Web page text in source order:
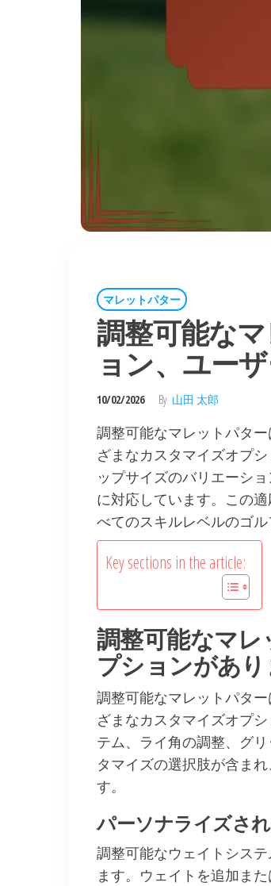
マレットパター
調整可能な
ョン、ユー
10/02/2026 By 山田 太郎
調整可能なマレットパタ
ざまなカスタマイズオプ
ップサイズのバリエーシ
に対応しています。この
べてのスキルレベルのゴ
Key sections in the article:
調整可能なマ
プションがあり
調整可能なマレットパタ
ざまなカスタマイズオプ
テム、ライ角の調整、グ
タマイズの選択肢が含ま
す。
パーソナライズさ
調整可能なウェイトシス
ます。ウェイトを追加ま